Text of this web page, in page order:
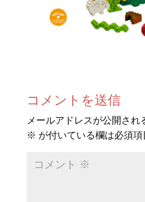
コメントを送信
メールアドレスが公開され
※ が付いている欄は必須項